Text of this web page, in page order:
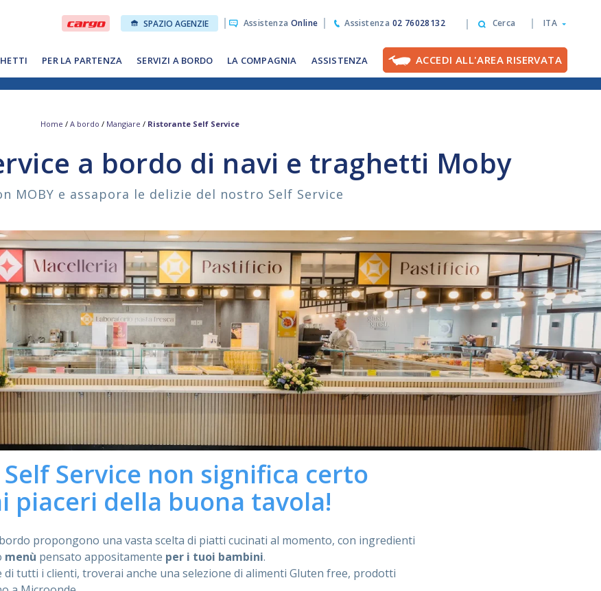
Cerca ITA
PER LA PARTENZA SERVIZI A BORDO LA COMPAGNIA ASSISTENZA ACCEDI ALL'AREA RISERVATA
SPAZIO AGENZIE Assistenza Online Assistenza 02 76028132
Home / A bordo / Mangiare / Ristorante Self Service
a bordo di navi e traghetti Moby
MOBY e assapora le delizie del nostro Self Service
Service non significa certo
piaceri della buona tavola!
propongono una vasta scelta di piatti cucinati al momento, con ingredienti
menù pensato appositamente per i tuoi bambini.
di tutti i clienti, troverai anche una selezione di alimenti Gluten free, prodotti